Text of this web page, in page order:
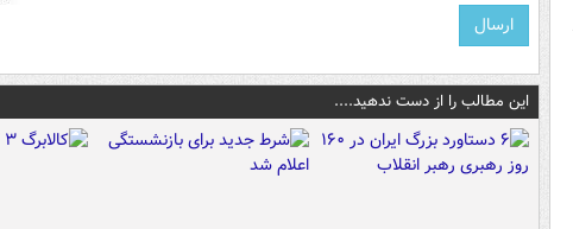
این مطالب را از دست ندهید....